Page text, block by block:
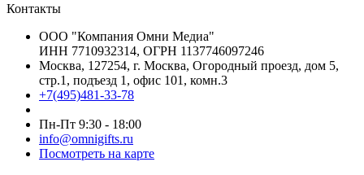
Контакты
ООО "Компания Омни Медиа"
ИНН 7710932314, ОГРН 1137746097246
Москва, 127254, г. Москва, Огородный проезд, дом 5,
стр.1, подъезд 1, офис 101, комн.3
+7(495)481-33-78
Пн-Пт 9:30 - 18:00
info@omnigifts.ru
Посмотреть на карте